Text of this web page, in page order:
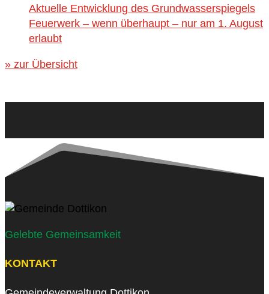
Aktuelle Entwicklung des Grundwasserspiegels
Feuerwerk – wenn überhaupt – nur am 1. August
erlaubt
» zur Übersicht
Gelebte Gemeinsamkeit
KONTAKT